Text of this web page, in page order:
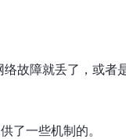
故障就丢了，或者
了一些机制的。